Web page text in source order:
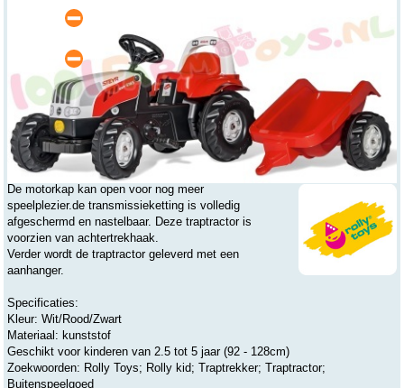
levertijd ca. 10-15 werkdagen
Beesd
tijdelijk uitverkocht
Leeftijdsadvies
vanaf 2.5 jaar
Artikelnummer: 012510
Over dit product
De motorkap kan open voor nog meer
speelplezier.de transmissieketting is volledig
afgeschermd en nastelbaar. Deze traptractor is
voorzien van achtertrekhaak.
Verder wordt de traptractor geleverd met een
aanhanger.
Specificaties:
Kleur: Wit/Rood/Zwart
Materiaal: kunststof
Geschikt voor kinderen van 2.5 tot 5 jaar (92 - 128cm)
Zoekwoorden: Rolly Toys; Rolly kid; Traptrekker; Traptractor;
Buitenspeelgoed